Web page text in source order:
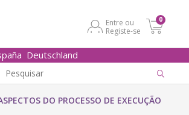
Entre ou
Registe-se
0
Deutschland
DO PROCESSO DE EXECUÇÃO